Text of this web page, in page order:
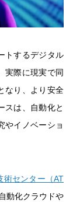
トするデジタル
実際に現実で同
なり、より安全
スは、自動化と
やイノベーショ
術センター（AT
動化クラウドや